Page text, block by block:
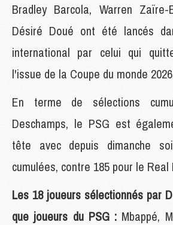
Bradley Barcola, Warren
Désiré Doué ont été lancés
international par celui qui
l'issue de la Coupe du monde
En terme de sélections
Deschamps, le PSG est
tête avec depuis dimanche
cumulées, contre 185 pour le Real
Les 18 joueurs sélectionnés par
que joueurs du PSG : Mbappé,